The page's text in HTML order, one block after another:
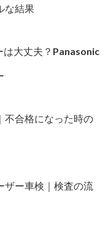
な結果
は大丈夫？Panasonic
不合格になった時の
ザー車検｜検査の流